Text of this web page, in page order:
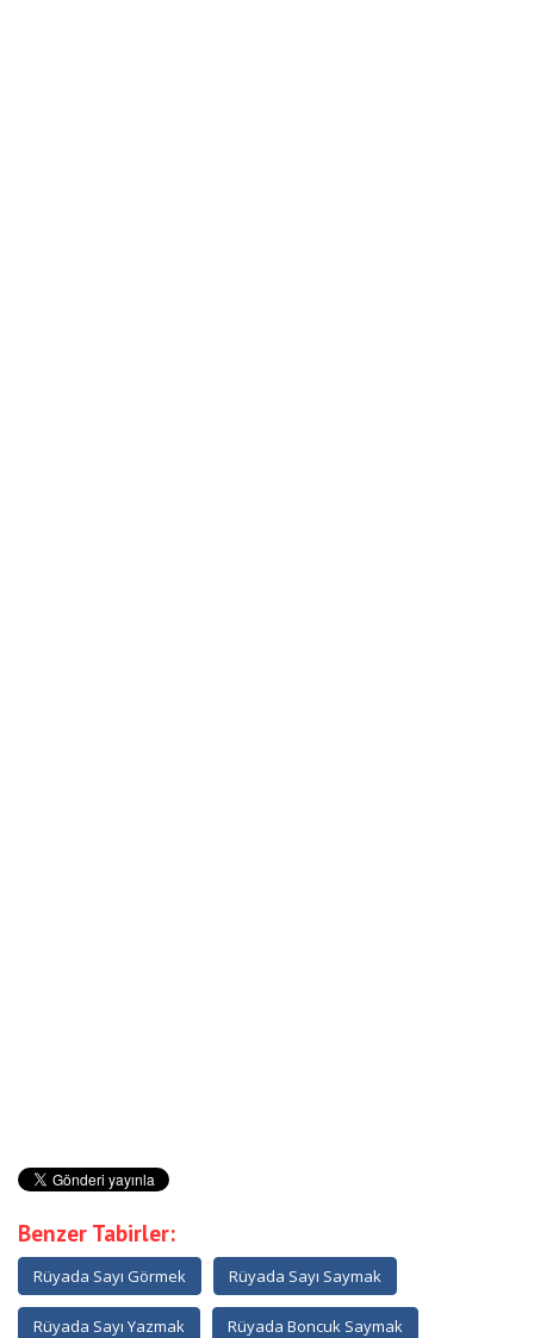
Benzer Tabirler:
Rüyada Sayı Görmek Rüyada Sayı Saymak
Rüyada Sayı Yazmak Rüyada Boncuk Saymak